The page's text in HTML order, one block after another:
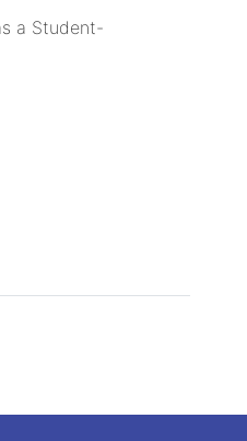
a Student-